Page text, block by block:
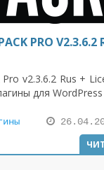
PRO V2.3.6.2
Pro v2.3.6.2 Rus +
для WordPress